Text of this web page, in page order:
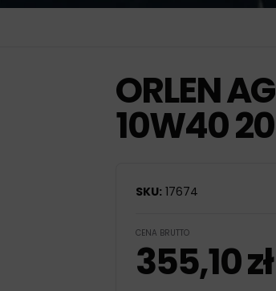
ORLEN
10W40
SKU: 17674
CENA BRUTTO
355,10zł